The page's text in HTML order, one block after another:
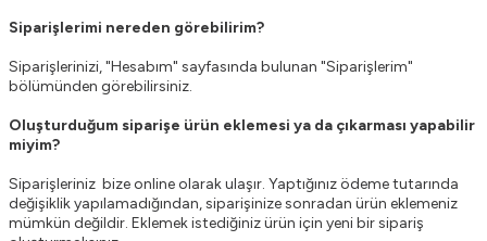
Siparişlerimi nereden görebilirim?
Siparişlerinizi, "Hesabım" sayfasında bulunan "Siparişlerim"
bölümünden görebilirsiniz.
Oluşturduğum siparişe ürün eklemesi ya da çıkarması yapabilir
miyim?
Siparişleriniz bize online olarak ulaşır. Yaptığınız ödeme tutarında
değişiklik yapılamadığından, siparişinize sonradan ürün eklemeniz
mümkün değildir. Eklemek istediğiniz ürün için yeni bir sipariş